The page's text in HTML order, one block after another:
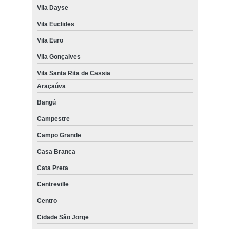
Vila Dayse
Vila Euclides
Vila Euro
Vila Gonçalves
Vila Santa Rita de Cassia
Araçaúva
Bangú
Campestre
Campo Grande
Casa Branca
Cata Preta
Centreville
Centro
Cidade São Jorge